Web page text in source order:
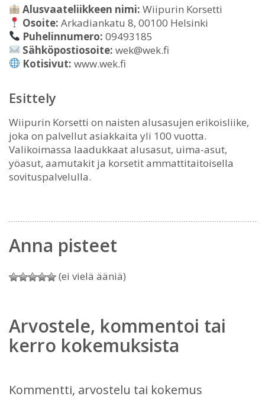
Alusvaateliikkeen nimi: Wiipurin Korsetti
Osoite: Arkadiankatu 8, 00100 Helsinki
Puhelinnumero: 09493185
Sähköpostiosoite: wek@wek.fi
Kotisivut: www.wek.fi
Esittely
Wiipurin Korsetti on naisten alusasujen erikoisliike,
joka on palvellut asiakkaita yli 100 vuotta.
Valikoimassa laadukkaat alusasut, uima-asut,
yöasut, aamutakit ja korsetit ammattitaitoisella
sovituspalvelulla.
Anna pisteet
(ei vielä ääniä)
Arvostele, kommentoi tai
kerro kokemuksista
Kommentti, arvostelu tai kokemus